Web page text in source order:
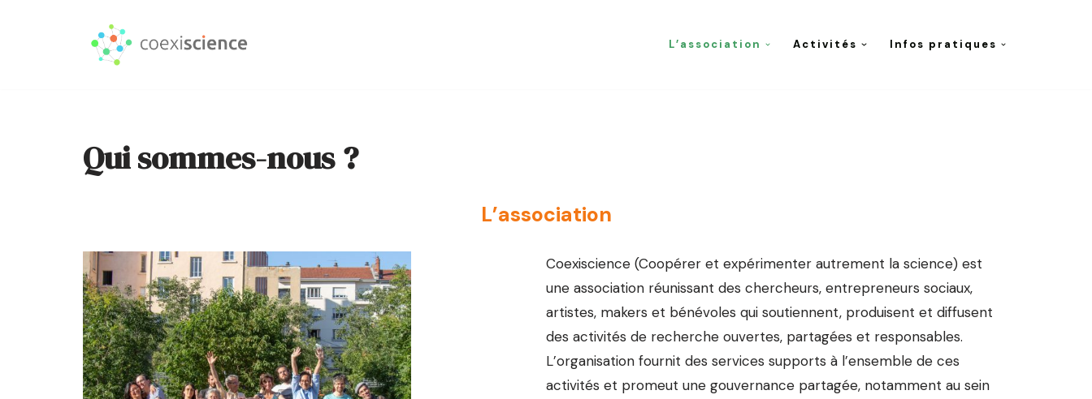
L’association Activités Infos pratiques
Qui sommes-nous ?
L’association
Coexiscience (Coopérer et expérimenter autrement la science) est
une association réunissant des chercheurs, entrepreneurs sociaux,
artistes, makers et bénévoles qui soutiennent, produisent et diffusent
des activités de recherche ouvertes, partagées et responsables.
L’organisation fournit des services supports à l’ensemble de ces
activités et promeut une gouvernance partagée, notamment au sein